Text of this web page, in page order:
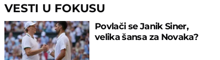
VESTI U FOKUSU
Povlači se Janik Siner,
velika šansa za Novaka?